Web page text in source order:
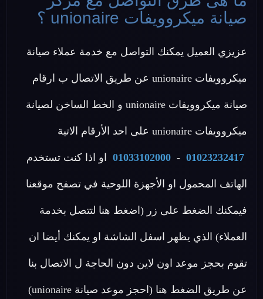
صيانة ميكروويفات unionaire ؟
عزيزي العميل يمكنك التواصل مع خدمة عملاء صيانة
ميكروويفات unionaire عن طريق الاتصال ب ارقام
صيانة ميكروويفات unionaire و الخط الساخن لصيانة
ميكروويفات unionaire على احد الأرقام الاتية
01023232417
-
01033102000 او اذا كنت تستخدم
الهاتف المحمول او الأجهزة اللوحية في تصفح موقعنا
فيمكنك الضغط على زر (اضغط هنا لتتصل بخدمة
العملاء) الذي يظهر اسفل الشاشة او يمكنك أيضا ان
تقوم بحجز موعد اون لاين دون الحاجة ل الاتصال بنا
عن طريق الضغط هنا (احجز موعد صيانة unionaire)